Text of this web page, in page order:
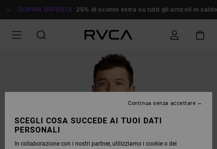
ALLE DOPPIA OFFERTA 25% di sconto extra su tutti gli articoli in saldo
SCEGLI COSA SUCCEDE AI TUOI DATI
PERSONALI
In collaborazione con i nostri partner, utilizziamo i cookie o dei
Continua senza accettare